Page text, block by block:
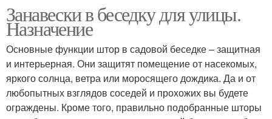
Занавески в беседку для улицы.
Назначение
Основные функции штор в садовой беседке – защитная
и интерьерная. Они защитят помещение от насекомых,
яркого солнца, ветра или моросящего дождика. Да и от
любопытных взглядов соседей и прохожих вы будете
ограждены. Кроме того, правильно подобранные шторы